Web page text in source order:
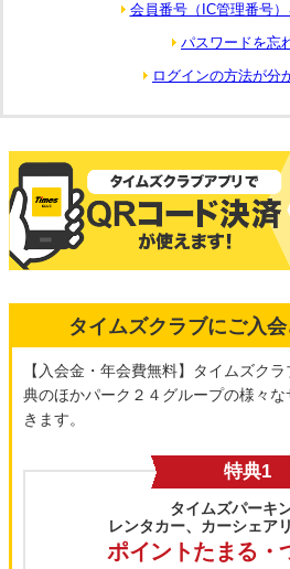
会員番号（IC管理番号
パスワードを忘
ログインの方法が分
タイムズクラブにご入
【入会金・年会費無料】タイムズク
典のほかパーク２４グループの様々
きます。
特典1
タイムズパーキン
レンタカー、カーシェア
ポイントたまる・